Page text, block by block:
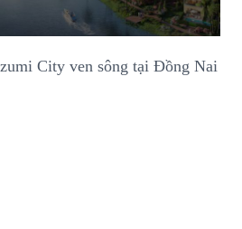
City ven sông tại Đồng Nai